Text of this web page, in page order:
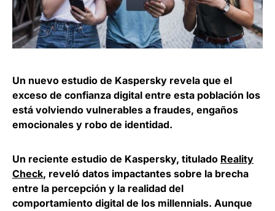
Un nuevo estudio de Kaspersky revela que el
exceso de confianza digital entre esta población los
está volviendo vulnerables a fraudes, engaños
emocionales y robo de identidad.
Un reciente estudio de Kaspersky, titulado Reality
Check, reveló datos impactantes sobre la brecha
entre la percepción y la realidad del
comportamiento digital de los millennials. Aunque